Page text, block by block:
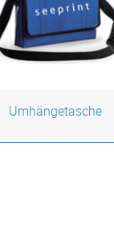
Umhängetasche